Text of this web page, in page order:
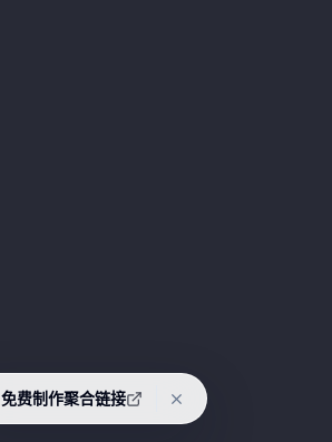
免费制作聚合链接